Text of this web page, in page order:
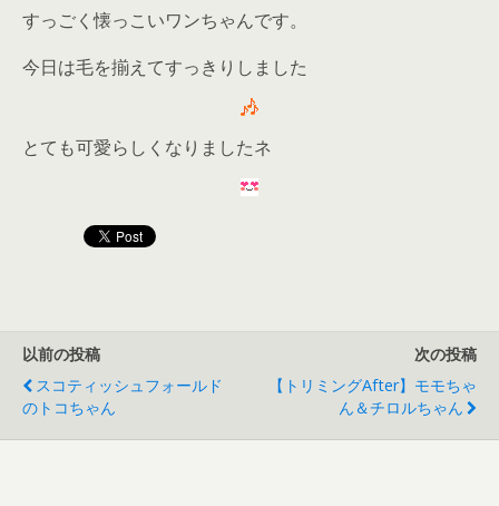
すっごく懐っこいワンちゃんです。
今日は毛を揃えてすっきりしました
とても可愛らしくなりましたネ
以前の投稿
スコティッシュフォールド
のトコちゃん
次の投稿
【トリミングAfter】モモちゃ
ん＆チロルちゃん